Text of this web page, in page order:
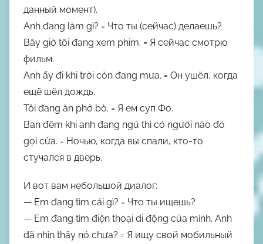
данный момент).
Anh đang làm gì? = Что ты (сейчас) делаешь?
Bây giờ tôi đang xem phim. = Я сейчас смотрю
фильм.
Anh ấy đi khi trời còn đang mưa. = Он ушёл, когда
ещё шёл дождь.
Tôi đang ăn phở bò. = Я ем суп Фо.
Ban đêm khi anh đang ngủ thì có người nào đó
gọi cửa. = Ночью, когда вы спали, кто-то
стучался в дверь.
И вот вам небольшой диалог:
— Em đang tìm cái gì? = Что ты ищешь?
— Em đang tìm điện thoại di động của mình. Anh
đã nhìn thấy nó chưa? = Я ищу свой мобильный